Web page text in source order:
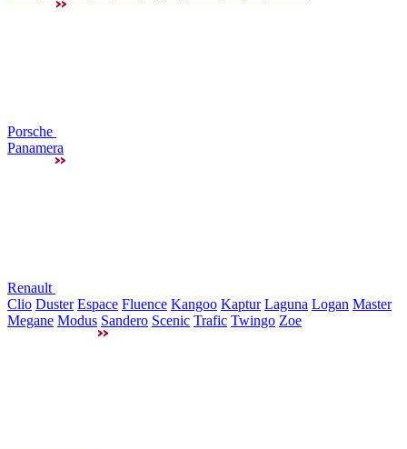
Porsche
Panamera
Renault
Clio Duster Espace Fluence Kangoo Kaptur Laguna Logan Master
Megane Modus Sandero Scenic Trafic Twingo Zoe